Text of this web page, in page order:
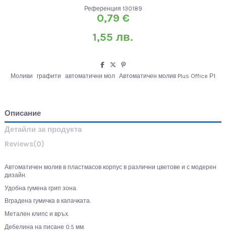
Референция 130189
0,79 €
1,55 лв.
Моливи графити автоматични мол Автоматичен молив Plus Office Р1
Описание
Детайли за продукта
Reviews(0)
Автоматичен молив в пластмасов корпус в различни цветове и с модерен
дизайн.
Удобна гумена грип зона.
Вградена гумичка в капачката.
Метален клипс и връх.
Дебелина на писане 0.5 мм.